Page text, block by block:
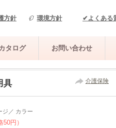
方針 環境方針 ✔よくある
タログ お問い合わせ
介護保険
具
ジ／ カラー
50円）